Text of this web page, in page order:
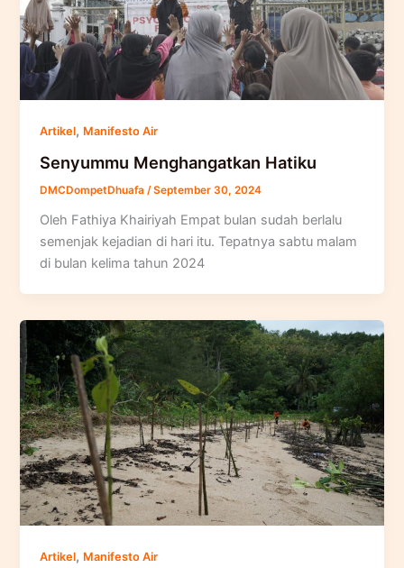
Artikel, Manifesto Air
Senyummu Menghangatkan Hatiku
DMCDompetDhuafa/September 30, 2024
Oleh Fathiya Khairiyah Empat bulan sudah berlalu
semenjak kejadian di hari itu. Tepatnya sabtu malam
di bulan kelima tahun 2024
Artikel, Manifesto Air